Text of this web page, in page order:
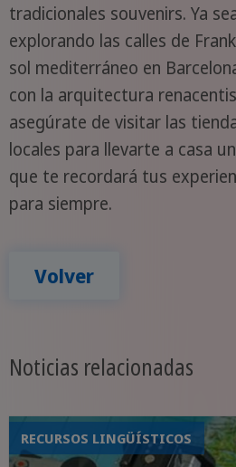
tradicionales souvenirs. Ya
explorando las calles de
sol mediterráneo en
con la arquitectura
asegúrate de visitar las
locales para llevarte a casa
que te recordará tus
para siempre.
Volver
Noticias relacionadas
RECURSOS LINGÜÍSTICOS